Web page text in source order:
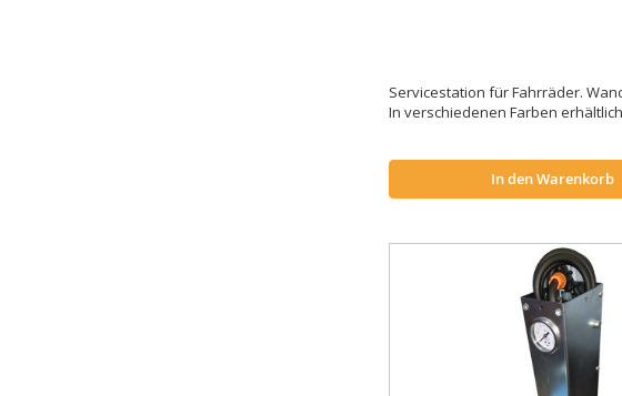
Servicestation für Fahrräder.
In verschiedenen Farben
In den Warenkorb